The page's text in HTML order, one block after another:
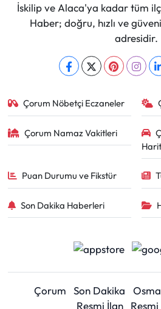
İskilip ve Alaca'ya kadar tüm
Haber; doğru, hızlı ve
adresidir.
Çorum Nöbetçi Eczaneler
Çorum Namaz Vakitleri
Puan Durumu ve Fikstür
Son Dakika Haberleri
Çorum Son Dakika
Resmi İlan